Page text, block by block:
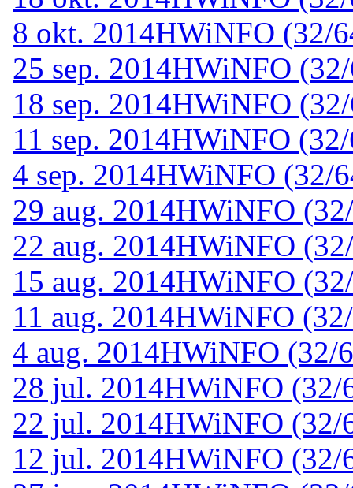
8 okt. 2014HWiNFO (32/
25 sep. 2014HWiNFO
18 sep. 2014HWiNFO
11 sep. 2014HWiNFO
4 sep. 2014HWiNFO (32/
29 aug. 2014HWiNFO
22 aug. 2014HWiNFO
15 aug. 2014HWiNFO
11 aug. 2014HWiNFO
4 aug. 2014HWiNFO (32/
28 jul. 2014HWiNFO (32/
22 jul. 2014HWiNFO (32/
12 jul. 2014HWiNFO (32/